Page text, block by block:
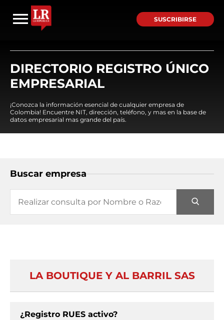
SUSCRIBIRSE
DIRECTORIO REGISTRO ÚNICO
EMPRESARIAL
¡Conozca la información esencial de cualquier empresa de
Colombia! Encuentre NIT, dirección, teléfono, y mas en la base de
datos empresarial mas grande del país.
Buscar empresa
LA BOUTIQUE Y AL BARRIL SAS
¿Registro RUES activo?